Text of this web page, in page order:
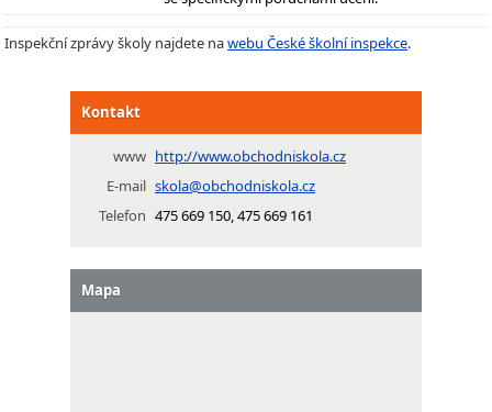
Inspekční zprávy školy najdete nawebu České školní inspekce.
Kontakt
www http://www.obchodniskola.cz
E-mail skola@obchodniskola.cz
Telefon 475 669 150, 475 669 161
Mapa